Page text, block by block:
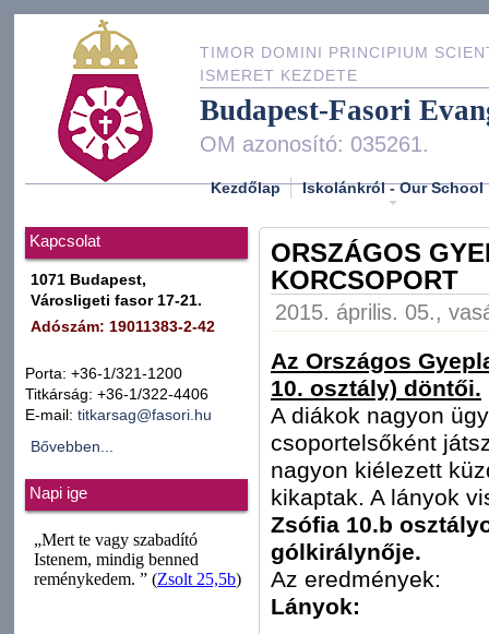
TIMOR DOMINI PRINCIPIUM
ISMERET KEZDETE
Budapest-Fasori
OM azonosító: 035261.
Kezdőlap Iskolánkról - Our School
Kapcsolat
1071 Budapest,
Városligeti fasor 17-21.
Adószám: 19011383-2-42
Porta: +36-1/321-1200
Titkárság: +36-1/322-4406
E-mail: titkarsag@fasori.hu
Bővebben...
Napi ige
ORSZÁGOS
KORCSOPORT
2015. április. 05.,
Az Országos
10. osztály) döntői.
A diákok nagyon
csoportelsőként
nagyon kiélezett
kikaptak. A lányok
Zsófia 10.b
gólkirálynője.
Az eredmények:
Lányok: